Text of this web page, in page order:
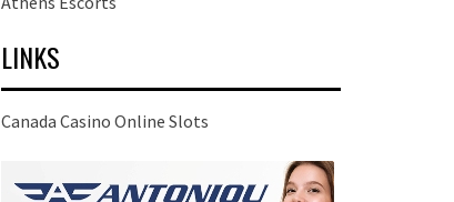
LINKS
Canada Casino Online Slots